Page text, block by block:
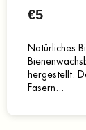
€5
Natürliches
hergestellt.
Fasern...